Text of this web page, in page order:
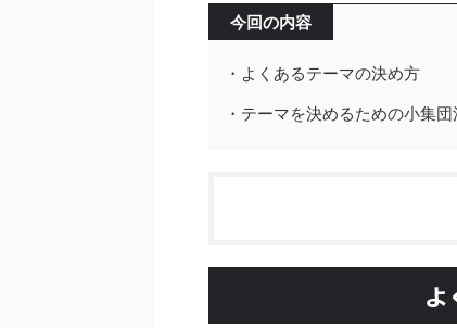
今回の内容
・よくあるテーマの決め方
・テーマを決めるための小集団
よ